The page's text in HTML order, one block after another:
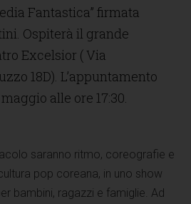
Fantastica” firmata
Ospiterà il grande
Excelsior ( Via
18D). L’appuntamento
alle ore 17:30.
saranno ritmo, coreografie e
pop coreana, in uno show
bambini, ragazzi e famiglie. Ad